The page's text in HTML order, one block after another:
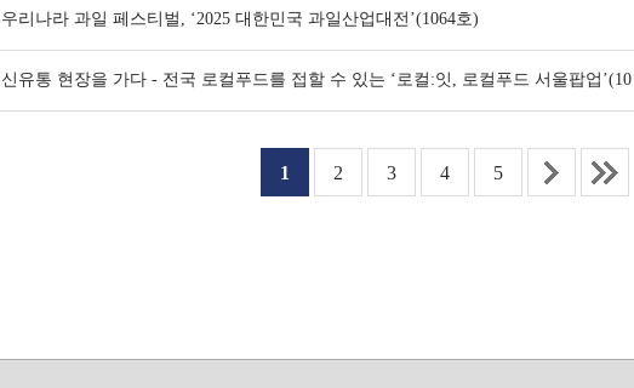
우리나라 과일 페스티벌, ‘2025 대한민국 과일산업대전’(1064호)
신유통 현장을 가다 - 전국 로컬푸드를 접할 수 있는 ‘로컬:잇, 로컬푸드 서울팝업’(10
1 2 3 4 5